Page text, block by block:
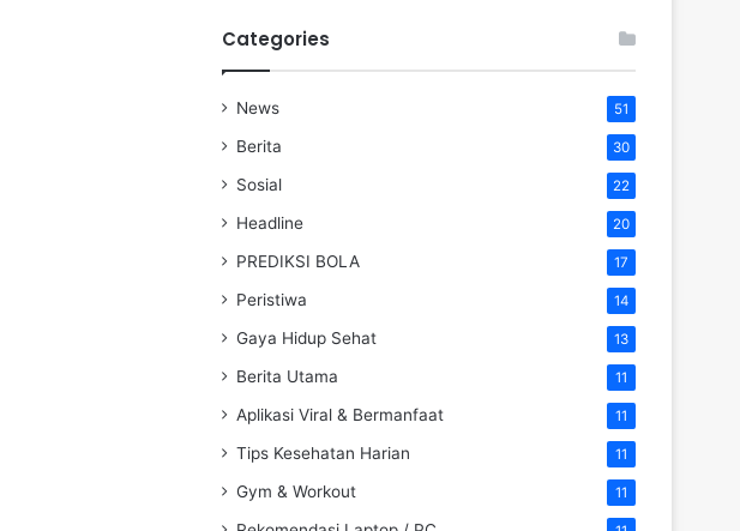
Categories
News 51
Berita 30
Sosial 22
Headline 20
PREDIKSI BOLA 17
Peristiwa 14
Gaya Hidup Sehat 13
Berita Utama 11
Aplikasi Viral & Bermanfaat 11
Tips Kesehatan Harian 11
Gym & Workout 11